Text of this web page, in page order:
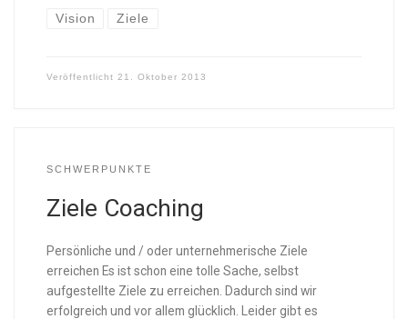
Vision Ziele
Veröffentlicht 21. Oktober 2013
SCHWERPUNKTE
Ziele Coaching
Persönliche und / oder unternehmerische Ziele
erreichen Es ist schon eine tolle Sache, selbst
aufgestellte Ziele zu erreichen. Dadurch sind wir
erfolgreich und vor allem glücklich. Leider gibt es